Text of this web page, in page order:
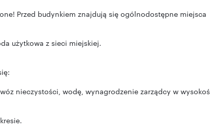
Przed budynkiem znajdują się ogólnodostępne miejsca
użytkowa z sieci miejskiej.
nieczystości, wodę, wynagrodzenie zarządcy w